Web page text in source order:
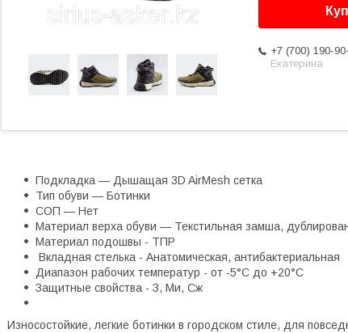
+7 (700) 190-
Екатерина
Подкладка — Дышащая 3D AirMesh сетка
Тип обуви — Ботинки
СОП — Нет
Материал верха обуви — Текстильная замша,
Материал подошвы - ТПР
Вкладная стелька - Анатомическая, антибактериальная
Диапазон рабочих температур - от -5°С до +20°С
Защитные свойства - З, Ми, Сж
Износостойкие, легкие ботинки в городском стиле, для